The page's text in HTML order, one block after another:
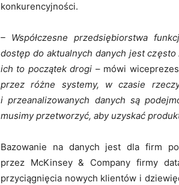
konkurencyjności.
– Współczesne przedsiębiorstwa
dostęp do aktualnych danych jest
ich to początek drogi – mówi
przez różne systemy, w czasie
i przeanalizowanych danych są
musimy przetworzyć, aby uzyskać
Bazowanie na danych jest dla firm po
przez McKinsey & Company firmy
przyciągnięcia nowych klientów i